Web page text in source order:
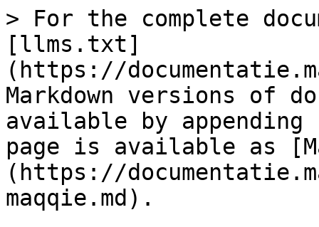
> For the complete
[llms.txt]
(https://
Markdown versions of
available by
page is available as
(https://
maqqie.md).